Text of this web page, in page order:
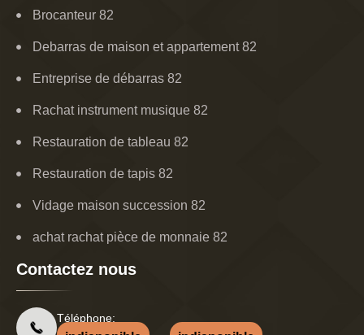
Brocanteur 82
Debarras de maison et appartement 82
Entreprise de débarras 82
Rachat instrument musique 82
Restauration de tableau 82
Restauration de tapis 82
Vidage maison succession 82
achat rachat pièce de monnaie 82
Contactez nous
Téléphone: